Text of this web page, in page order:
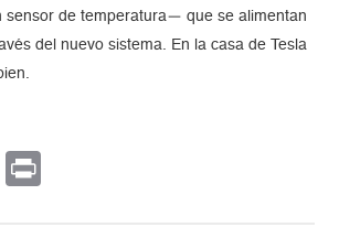
de temperatura— que se alimentan
del nuevo sistema. En la casa de Tesla
LinkedIn